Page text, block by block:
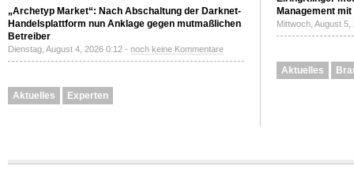
„Archetyp Market“: Nach Abschaltung der Darknet-
Handelsplattform nun Anklage gegen mutmaßlichen
Betreiber
Dienstag, August 4, 2026 0:12 - noch keine Kommentare
Aktuelles Experten
Management
Mittwoch, August
Aktuelles